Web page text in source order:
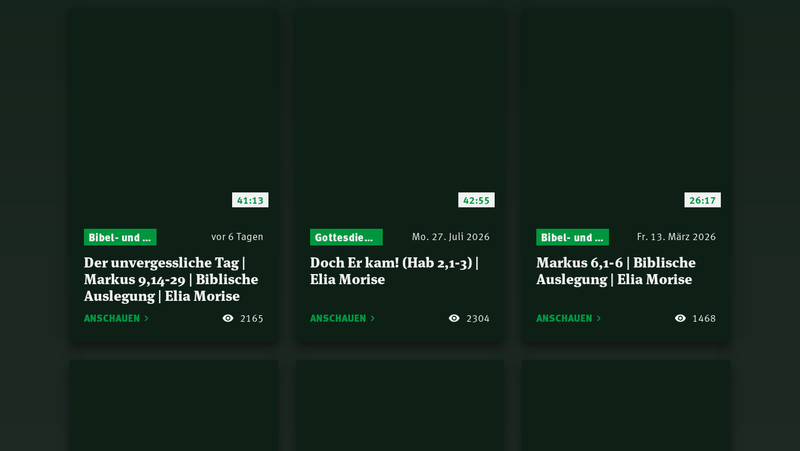
41:13
Bibel- und Gebetsstunde – Jeden Donnerstag neu: Vers-für-Vers-Auslegungen vor 6 Tagen
Der unvergessliche Tag |
Markus 9,14-29 | Biblische
Auslegung | Elia Morise
ANSCHAUEN 2165
42:55
Gottesdienst-Botschaften – Jeden Sonntag neu: Aktuelle Predigten vom Mitternachtsruf Mo. 27. Juli 2026
Doch Er kam! (Hab 2,1-3) |
Elia Morise
ANSCHAUEN 2304
26:17
Bibel- und Gebetsstunde – Jeden Donnerstag neu: Vers-für-Vers-Auslegungen Fr. 13. März 2026
Markus 6,1-6 | Biblische
Auslegung | Elia Morise
ANSCHAUEN 1468